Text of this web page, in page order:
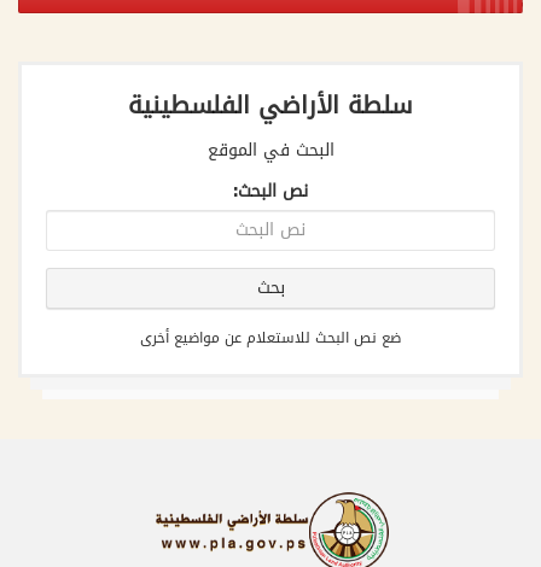
سلطة الأراضي الفلسطينية
البحث في الموقع
نص البحث:
ضع نص البحث للاستعلام عن مواضيع أخرى